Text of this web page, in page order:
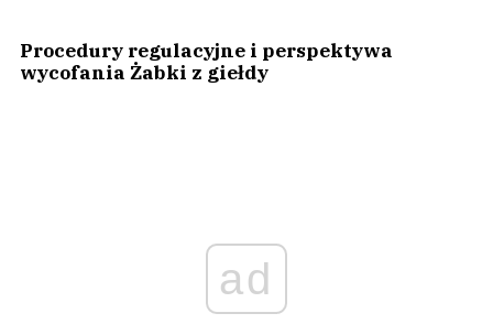
Procedury regulacyjne i perspektywa
wycofania Żabki z giełdy
ad